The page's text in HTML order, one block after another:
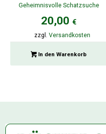
Geheimnisvolle Schatzsuche
20,00 €
zzgl.Versandkosten
In den Warenkorb